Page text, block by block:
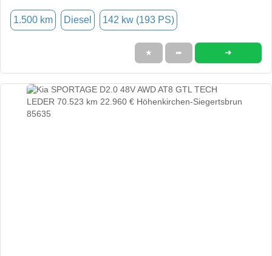
1.500 km Diesel 142 kw (193 PS)
★ ➦ ➜